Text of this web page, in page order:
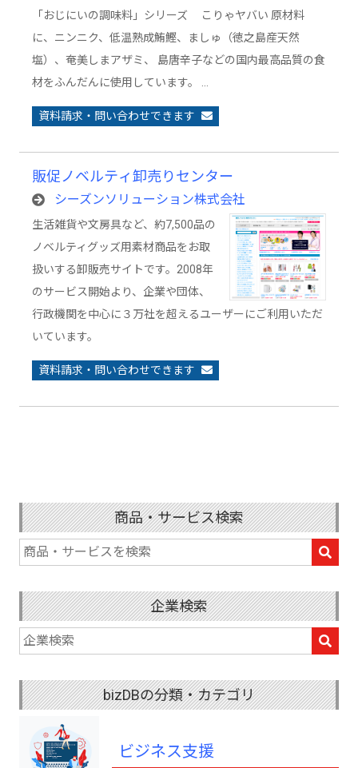
「おじにいの調味料」シリーズ こりゃヤバい 原材料
に、ニンニク、低温熟成鮪鰹、ましゅ（徳之島産天然
塩）、奄美しまアザミ、 島唐辛子などの国内最高品質の食
材をふんだんに使用しています。 …
資料請求・問い合わせできます
販促ノベルティ卸売りセンター
シーズンソリューション株式会社
生活雑貨や文房具など、約7,500品の
ノベルティグッズ用素材商品をお取
扱いする卸販売サイトです。2008年
のサービス開始より、企業や団体、
行政機関を中心に３万社を超えるユーザーにご利用いただ
いています。
資料請求・問い合わせできます
商品・サービス検索
企業検索
bizDBの分類・カテゴリ
ビジネス支援